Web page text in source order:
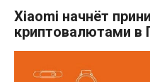
Xiaomi начнёт
криптовалютами в